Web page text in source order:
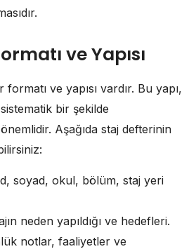
ve Yapısı
ve yapısı vardır. Bu yapı,
bir şekilde
Aşağıda staj defterinin
soyad, okul, bölüm, staj yeri
neden yapıldığı ve hedefleri.
notlar, faaliyetler ve